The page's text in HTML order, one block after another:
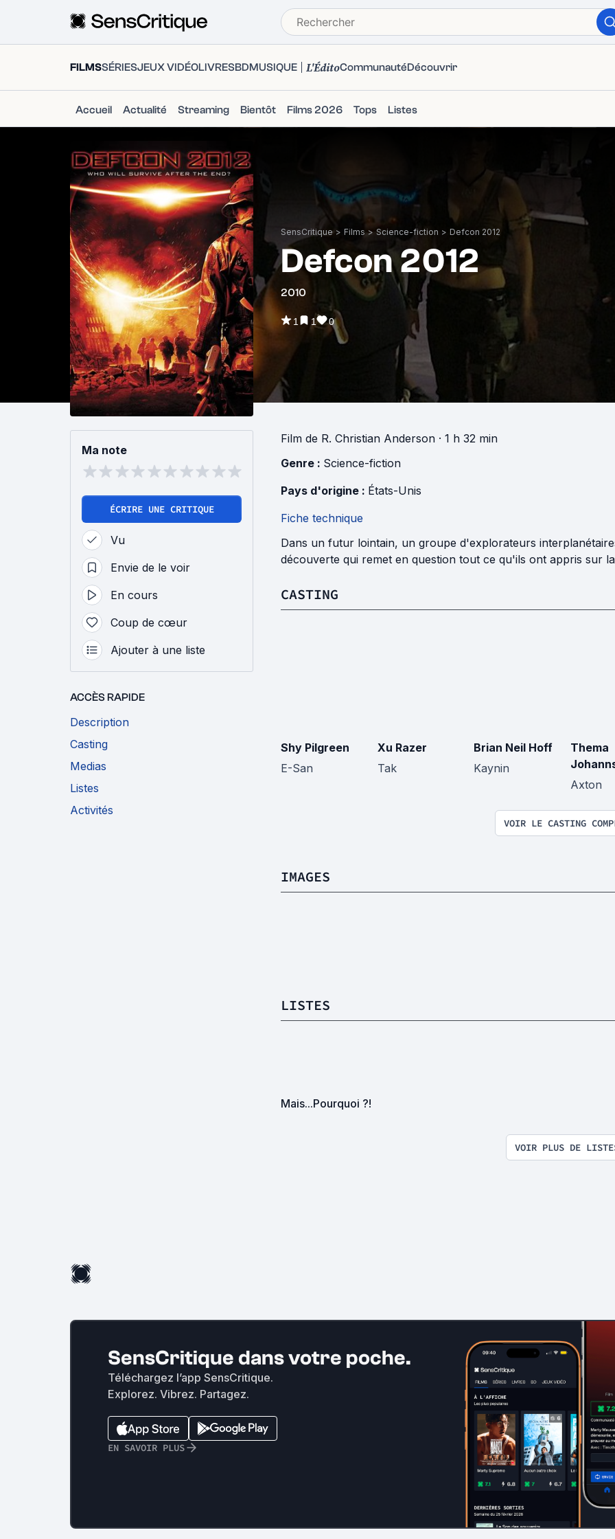
FILMSSÉRIESJEUX VIDÉOLIVRESBDMUSIQUE L'ÉditoCommunautéDécouvrir
Accueil Actualité Streaming Bientôt Films 2026 Tops Listes
SensCritique > Films > Science-fiction > Defcon 2012
Defcon 2012
2010
1 1 0
Ma note
ÉCRIRE UNE CRITIQUE
Vu
Envie de le voir
En cours
Coup de cœur
Ajouter à une liste
ACCÈS RAPIDE
Description
Casting
Medias
Listes
Activités
Film de R. Christian Anderson · 1 h 32 min
Genre : Science-fiction
Pays d'origine : États-Unis
Fiche technique
Dans un futur lointain, un groupe d'explorateurs
découverte qui remet en question tout ce qu'ils ont appris sur
CASTING
Shy Pilgreen
E-San
Xu Razer
Tak
Brian Neil Hoff
Kaynin
Thema
Axton
VOIR LE CASTING
IMAGES
LISTES
Mais...Pourquoi ?!
VOIR PLUS DE
SensCritique dans votre poche.
Téléchargez l’app SensCritique.
Explorez. Vibrez. Partagez.
EN SAVOIR PLUS